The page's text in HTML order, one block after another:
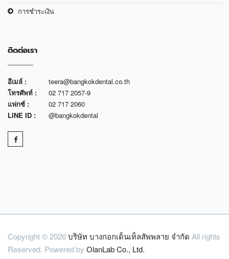
การชำระเงิน
ติดต่อเรา
อีเมล์ :
teera@bangkokdental.co.th
โทรศัพท์ :
02 717 2057-9
แฟกซ์ :
02 717 2060
LINE ID :
@bangkokdental
Copyright © 2026บริษัท บางกอกเด็นเท็ลสัพพลาย จำกัด All rights
Reserved. Powered by OlanLab Co., Ltd.